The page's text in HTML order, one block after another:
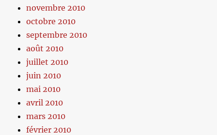
novembre 2010
octobre 2010
septembre 2010
août 2010
juillet 2010
juin 2010
mai 2010
avril 2010
mars 2010
février 2010